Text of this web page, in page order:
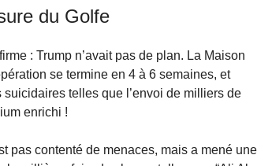
du Golfe
: Trump n’avait pas de plan. La Maison
se termine en 4 à 6 semaines, et
telles que l’envoi de milliers de
enrichi !
pas contenté de menaces, mais a mené une